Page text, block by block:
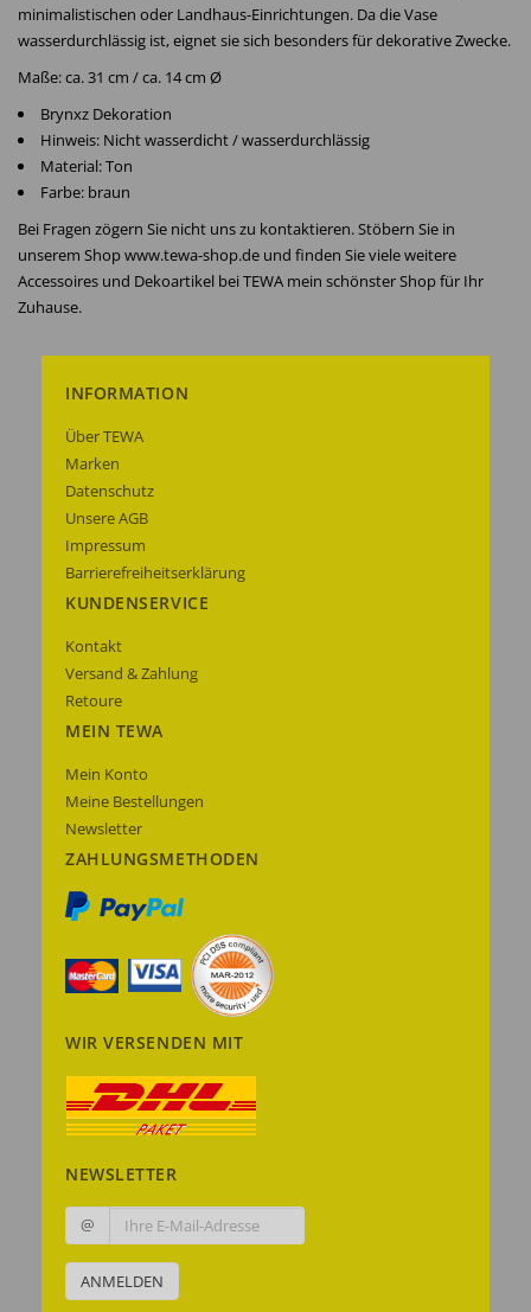
minimalistischen oder Landhaus-Einrichtungen. Da die Vase
wasserdurchlässig ist, eignet sie sich besonders für dekorative Zwecke.
Maße: ca. 31 cm / ca. 14 cm Ø
Brynxz Dekoration
Hinweis: Nicht wasserdicht / wasserdurchlässig
Material: Ton
Farbe: braun
Bei Fragen zögern Sie nicht uns zu kontaktieren. Stöbern Sie in
unserem Shop www.tewa-shop.de und finden Sie viele weitere
Accessoires und Dekoartikel bei TEWA mein schönster Shop für Ihr
Zuhause.
INFORMATION
Über TEWA
Marken
Datenschutz
Unsere AGB
Impressum
Barrierefreiheitserklärung
KUNDENSERVICE
Kontakt
Versand & Zahlung
Retoure
MEIN TEWA
Mein Konto
Meine Bestellungen
Newsletter
ZAHLUNGSMETHODEN
WIR VERSENDEN MIT
NEWSLETTER
@
ANMELDEN